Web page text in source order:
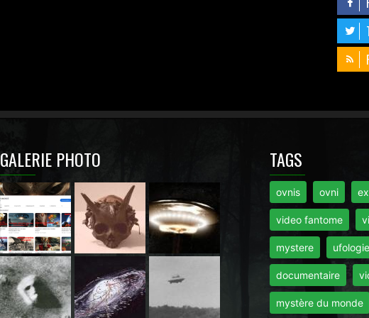
GALERIE PHOTO TAGS
ovnis ovni
video fantome
mystere ufologie
documentaire
mystère du monde